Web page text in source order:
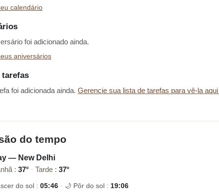
calendário
foi adicionado ainda.
aniversários
tarefas
foi adicionada ainda. Gerencie sua lista de tarefas para vê-la
do tempo
— New Delhi
: 37° · Tarde : 37°
do sol : 05:46 · 🌙 Pôr do sol : 19:06